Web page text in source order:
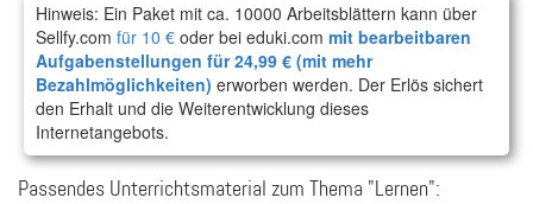
Hinweis: Ein Paket mit ca. 10000 Arbeitsblättern kann über
Sellfy.com für 10 € oder bei eduki.com mit bearbeitbaren
Aufgabenstellungen für 24,99 € (mit mehr
Bezahlmöglichkeiten) erworben werden. Der Erlös sichert
den Erhalt und die Weiterentwicklung dieses
Internetangebots.
Passendes Unterrichtsmaterial zum Thema "Lernen":